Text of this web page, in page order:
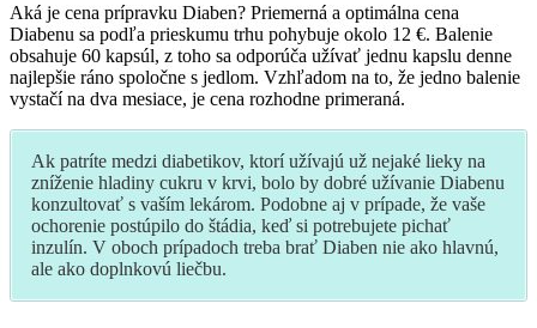
Aká je cena prípravku Diaben? Priemerná a optimálna cena
Diabenu sa podľa prieskumu trhu pohybuje okolo 12 €. Balenie
obsahuje 60 kapsúl, z toho sa odporúča užívať jednu kapslu denne
najlepšie ráno spoločne s jedlom. Vzhľadom na to, že jedno balenie
vystačí na dva mesiace, je cena rozhodne primeraná.
Ak patríte medzi diabetikov, ktorí užívajú už nejaké lieky na
zníženie hladiny cukru v krvi, bolo by dobré užívanie Diabenu
konzultovať s vaším lekárom. Podobne aj v prípade, že vaše
ochorenie postúpilo do štádia, keď si potrebujete pichať
inzulín. V oboch prípadoch treba brať Diaben nie ako hlavnú,
ale ako doplnkovú liečbu.